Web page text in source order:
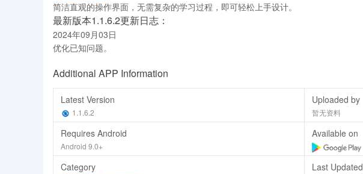
简洁直观的操作界面，无需复杂的学习过程，即可轻松上手设计。
最新版本1.1.6.2更新日志：
2024年09月03日
优化已知问题。
Additional APP Information
Latest Version
1.1.6.2
Uploaded by
暂无资料
Requires Android
Android 9.0+
Available on
Category Last Updated